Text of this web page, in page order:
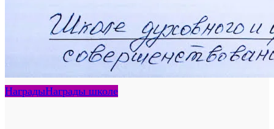
НаградыНаграды школе